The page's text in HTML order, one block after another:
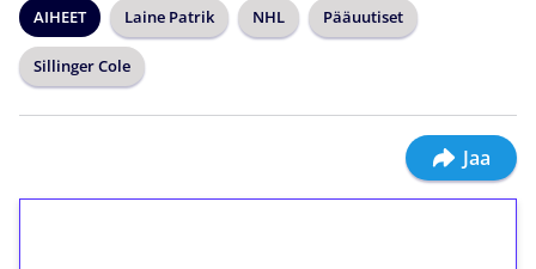
AIHEET Laine Patrik NHL Pääuutiset
Sillinger Cole
Jaa